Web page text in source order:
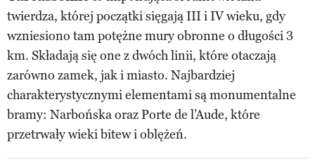
twierdza, której początki sięgają III i IV wieku, gdy
wzniesiono tam potężne mury obronne o długości 3
km. Składają się one z dwóch linii, które otaczają
zarówno zamek, jak i miasto. Najbardziej
charakterystycznymi elementami są monumentalne
bramy: Narbońska oraz Porte de l’Aude, które
przetrwały wieki bitew i oblężeń.